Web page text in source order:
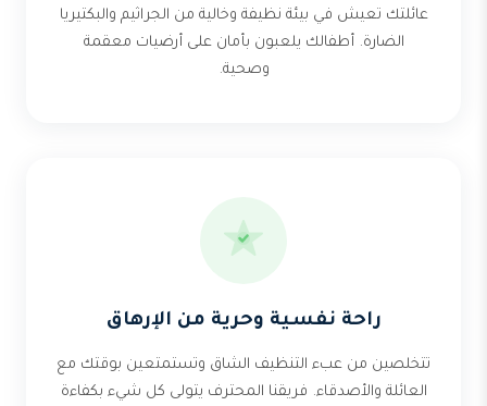
عائلتك تعيش في بيئة نظيفة وخالية من الجراثيم والبكتيريا
الضارة. أطفالك يلعبون بأمان على أرضيات معقمة
وصحية.
راحة نفسية وحرية من الإرهاق
تتخلصين من عبء التنظيف الشاق وتستمتعين بوقتك مع
العائلة والأصدقاء. فريقنا المحترف يتولى كل شيء بكفاءة